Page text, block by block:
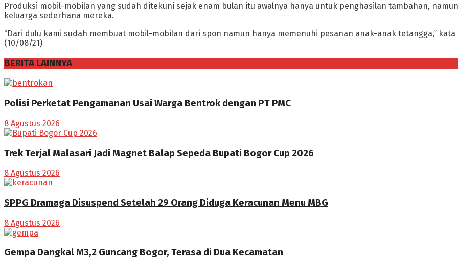
Produksi mobil-mobilan yang sudah ditekuni sejak enam bulan itu awalnya hanya untuk penghasilan tambahan,
keluarga sederhana mereka.
“Dari dulu kami sudah membuat mobil-mobilan dari spon namun hanya memenuhi pesanan anak-anak tetangga,”
(10/08/21)
BERITA LAINNYA
Polisi Perketat Pengamanan Usai Warga Bentrok dengan PT PMC
8 Agustus 2026
Trek Terjal Malasari Jadi Magnet Balap Sepeda Bupati Bogor Cup 2026
8 Agustus 2026
SPPG Dramaga Disuspend Setelah 29 Orang Diduga Keracunan Menu MBG
8 Agustus 2026
Gempa Dangkal M3,2 Guncang Bogor, Terasa di Dua Kecamatan